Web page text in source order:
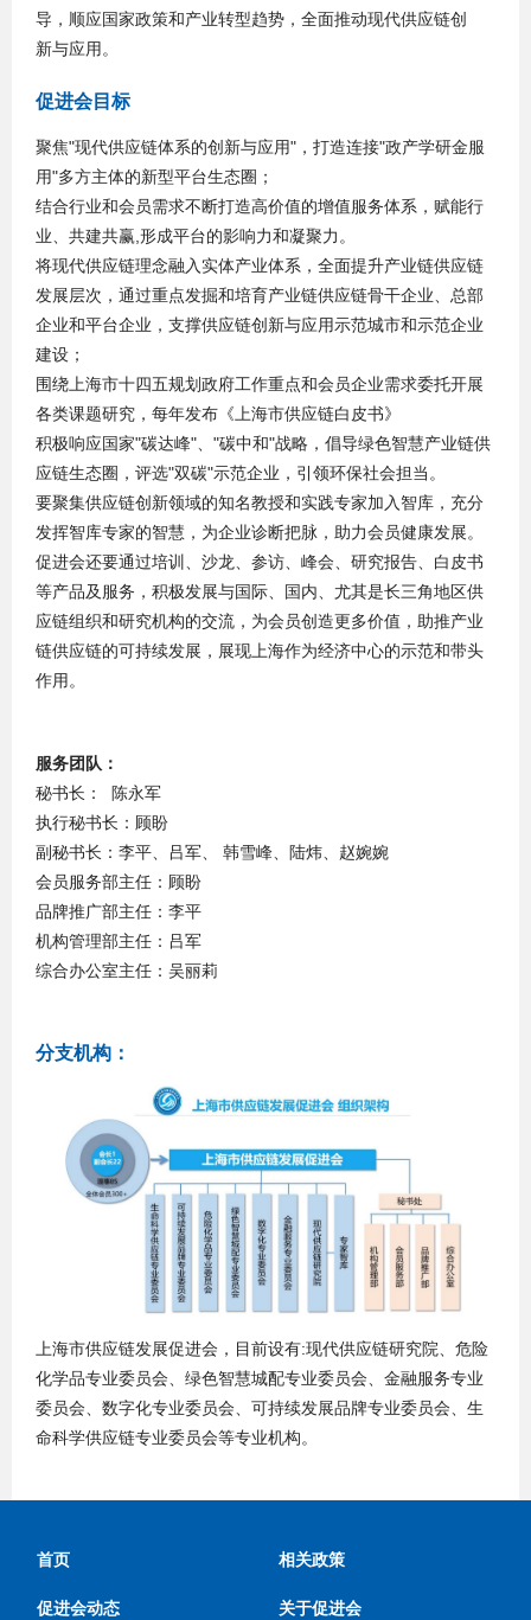
导，顺应国家政策和产业转型趋势，全面推动现代供应链创
新与应用。
促进会目标
聚焦"现代供应链体系的创新与应用"，打造连接"政产学研金服
用"多方主体的新型平台生态圈；
结合行业和会员需求不断打造高价值的增值服务体系，赋能行
业、共建共赢,形成平台的影响力和凝聚力。
将现代供应链理念融入实体产业体系，全面提升产业链供应链
发展层次，通过重点发掘和培育产业链供应链骨干企业、总部
企业和平台企业，支撑供应链创新与应用示范城市和示范企业
建设；
围绕上海市十四五规划政府工作重点和会员企业需求委托开展
各类课题研究，每年发布《上海市供应链白皮书》
积极响应国家"碳达峰"、"碳中和"战略，倡导绿色智慧产业链供
应链生态圈，评选"双碳"示范企业，引领环保社会担当。
要聚集供应链创新领域的知名教授和实践专家加入智库，充分
发挥智库专家的智慧，为企业诊断把脉，助力会员健康发展。
促进会还要通过培训、沙龙、参访、峰会、研究报告、白皮书
等产品及服务，积极发展与国际、国内、尤其是长三角地区供
应链组织和研究机构的交流，为会员创造更多价值，助推产业
链供应链的可持续发展，展现上海作为经济中心的示范和带头
作用。
服务团队：
秘书长： 陈永军
执行秘书长：顾盼
副秘书长：李平、吕军、 韩雪峰、陆炜、赵婉婉
会员服务部主任：顾盼
品牌推广部主任：李平
机构管理部主任：吕军
综合办公室主任：吴丽莉
分支机构：
上海市供应链发展促进会，目前设有:现代供应链研究院、危险
化学品专业委员会、绿色智慧城配专业委员会、金融服务专业
委员会、数字化专业委员会、可持续发展品牌专业委员会、生
命科学供应链专业委员会等专业机构。
首页
促进会动态
相关政策
关于促进会